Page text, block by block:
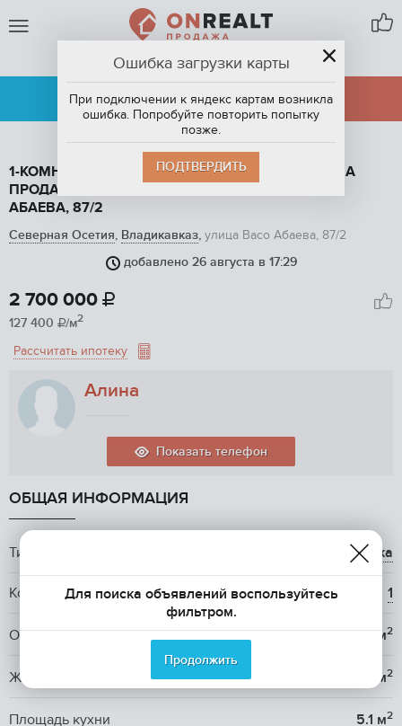
ВЛАДИКАВКАЗ
АРЕНДА
ПРОДАЖА
1-КОМНАТНАЯ КВАРТИРА, 21.2 М2, ЭТАЖ 5 / 5, НА
ПРОДАЖУ ВО ВЛАДИКАВКАЗЕ, УЛИЦА ВАСО
АБАЕВА, 87/2
Северная Осетия, Владикавказ, улица Васо Абаева, 87/2
добавлено 26 августа в 17:29
1/ 9
2 700 000 
127 400 /м2
Рассчитать ипотеку
Алина
Показать телефон
ОБЩАЯ ИНФОРМАЦИЯ
Тип жилья вторичка
Количество комнат 1
Общая площадь 21.2 м2
Жилая площадь 12 м2
Площадь кухни 5.1 м2
Ошибка загрузки карты
При подключении к яндекс картам возникла
ошибка. Попробуйте повторить попытку
позже.
ПОДТВЕРДИТЬ
Для поиска объявлений воспользуйтесь
фильтром.
Продолжить